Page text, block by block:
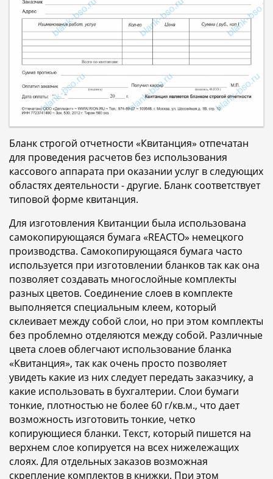
Бланк строгой отчетности «Квитанция» отпечатан
для проведения расчетов без использования
кассового аппарата при оказании услуг в следующих
областях деятельности - другие. Бланк соответствует
типовой форме квитанция.
Для изготовления Квитанции была использована
самокопирующаяся бумага «REACTO» немецкого
производства. Самокопирующаяся бумага часто
используется при изготовлении бланков так как она
позволяет создавать многослойные комплекты
разных цветов. Соединение слоев в комплекте
выполняется специальным клеем, который
склеивает между собой слои, но при этом комплекты
без проблемно отделяются между собой. Различные
цвета слоев облегчают использование бланка
«Квитанция», так как очень просто позволяет
увидеть какие из них следует передать заказчику, а
какие использовать в бухгалтерии. Слои бумаги
тонкие, плотностью не более 60 г/кв.м., что дает
возможность изготовить тонкие, четко
копирующиеся бланки. Текст, который пишется на
верхнем слое копируется на всех нижележащих
слоях. Для отдельных заказов возможная
скрепление комплектов в книжки. При этом